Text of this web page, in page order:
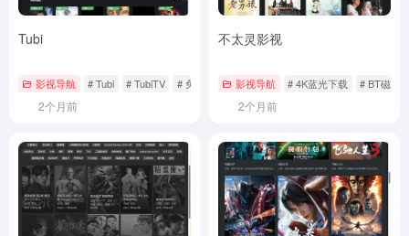
Tubi
影视导航 # Tubi # TubiTV # 免费流媒体
2个月前
不太灵影视
影视导航 # 4K蓝光下载 # BT磁力
2个月前